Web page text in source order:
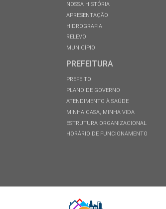
NOSSA HISTÓRIA
APRESENTAÇÃO
HIDROGRAFIA
RELEVO
MUNICÍPIO
PREFEITURA
PREFEITO
PLANO DE GOVERNO
ATENDIMENTO À SAÚDE
MINHA CASA, MINHA VIDA
ESTRUTURA ORGANIZACIONAL
HORÁRIO DE FUNCIONAMENTO